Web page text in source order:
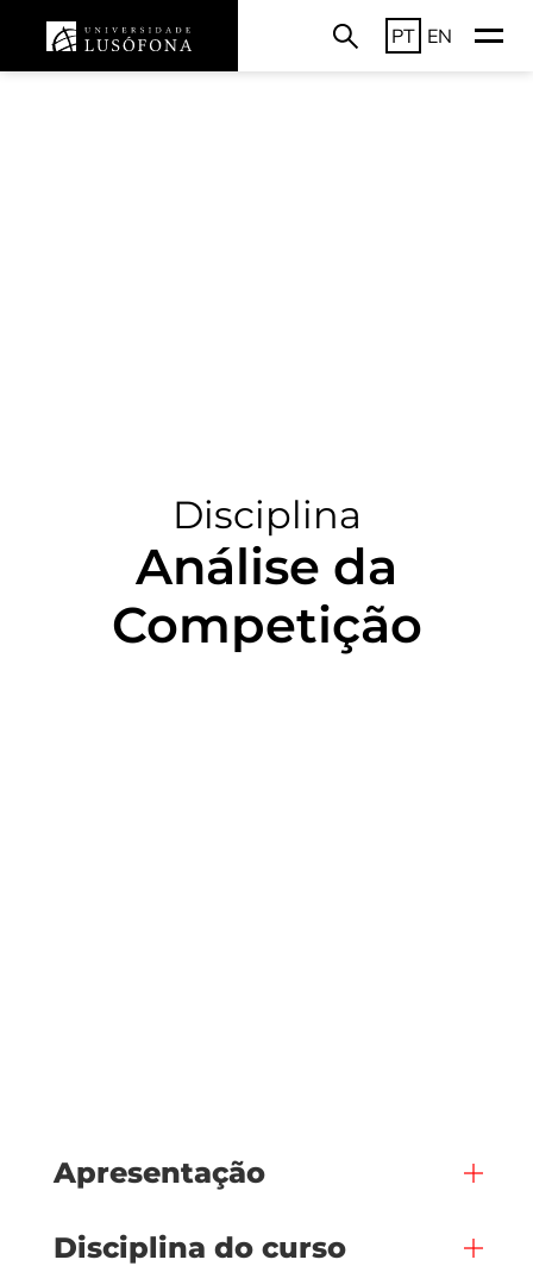
PT EN
Disciplina
Análise da
Competição
Apresentação
Disciplina do curso